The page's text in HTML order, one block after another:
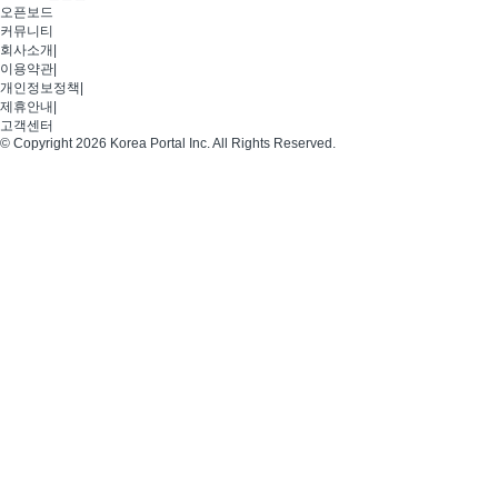
오픈보드
커뮤니티
회사소개
이용약관
개인정보정책
제휴안내
고객센터
© Copyright 2026 Korea Portal Inc. All Rights Reserved.